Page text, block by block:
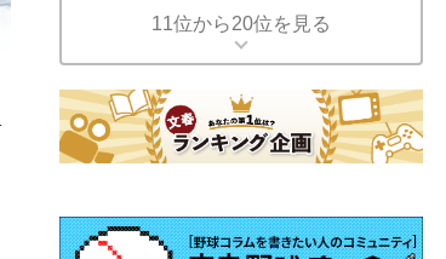
11位から20位を見る